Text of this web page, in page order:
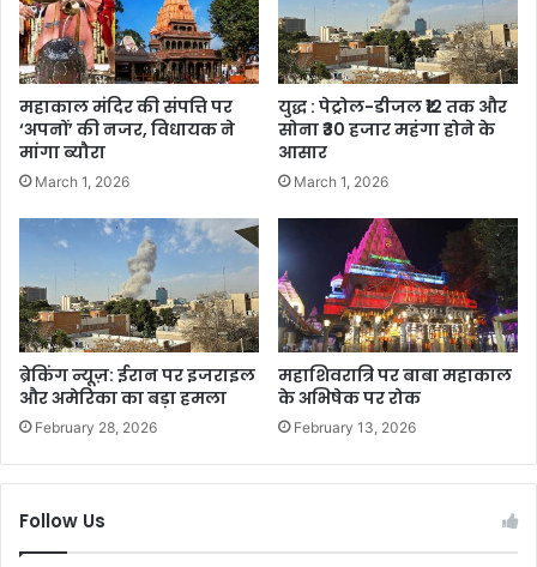
महाकाल मंदिर की संपत्ति पर
‘अपनों’ की नजर, विधायक ने
मांगा ब्यौरा
March 1, 2026
युद्ध : पेट्रोल-डीजल ₹12 तक और
सोना ₹30 हजार महंगा होने के
आसार
March 1, 2026
ब्रेकिंग न्यूज़: ईरान पर इजराइल
और अमेरिका का बड़ा हमला
February 28, 2026
महाशिवरात्रि पर बाबा महाकाल
के अभिषेक पर रोक
February 13, 2026
Follow Us